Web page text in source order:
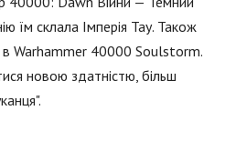
їм склала Імперія Тау. Також
в Warhammer 40000 Soulstorm.
новою здатністю, більш